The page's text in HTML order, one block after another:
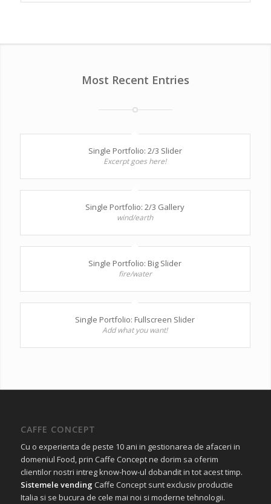
Most Recent Entries
Single Portfolio: 2/3 Slider
Excerpt goes here!
Single Portfolio: 2/3 Gallery
wind/earth
Single Portfolio: Big Slider
fire/water
Single Portfolio: Fullscreen Slider
Add what you want!
CAFFE CONCEPT
Cu o experienta de peste 10 ani in gestionarea de afaceri in
domeniul Food, prin Caffe Concept ne dorim sa oferim
clientilor nostri intreg know-how-ul dobandit in tot acest timp.
Sistemele vending Caffe Concept sunt exclusiv productie
Italia si se bucura de cele mai noi si moderne tehnologii.